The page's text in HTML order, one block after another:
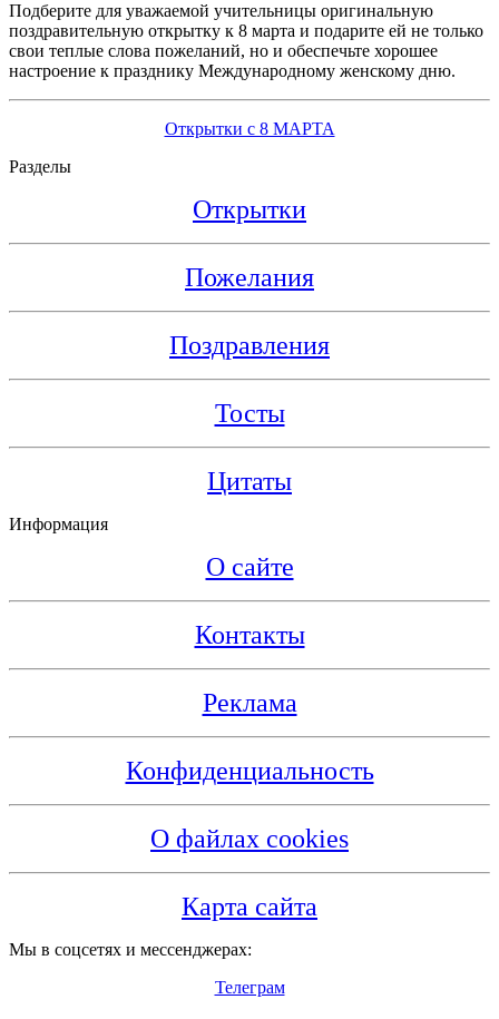
Подберите для уважаемой учительницы оригинальную
поздравительную открытку к 8 марта и подарите ей не только
свои теплые слова пожеланий, но и обеспечьте хорошее
настроение к празднику Международному женскому дню.
Открытки с 8 МАРТА
Разделы
Открытки
Пожелания
Поздравления
Тосты
Цитаты
Информация
О сайте
Контакты
Реклама
Конфиденциальность
О файлах cookies
Карта сайта
Мы в соцсетях и мессенджерах:
Телеграм